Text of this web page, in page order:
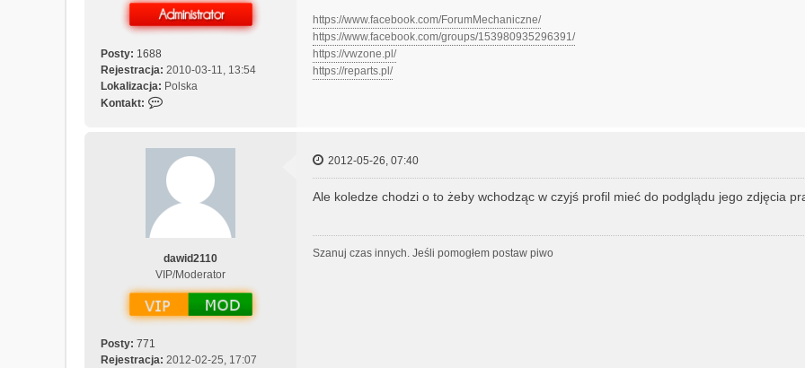
Posty: 1688
Rejestracja: 2010-03-11, 13:54
Lokalizacja: Polska
Kontakt:
n
a
k
t
s
i
ę
z
c
https://www.facebook.com/ForumMechaniczne/
https://www.facebook.com/groups/153980935296391/
https://vwzone.pl/
https://reparts.pl/
dawid2110
VIP/Moderator
Posty: 771
Rejestracja: 2012-02-25, 17:07
2012-05-26, 07:40
Ale koledze chodzi o to żeby wchodząc w czyjś profil mieć do podglądu jego zdjęcia
Szanuj czas innych. Jeśli pomogłem postaw piwo